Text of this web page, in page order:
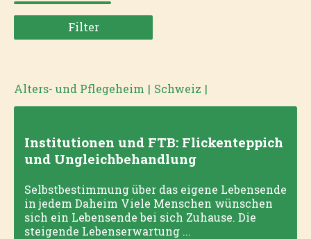
Filter
Alters- und Pflegeheim | Schweiz |
Institutionen und FTB: Flickenteppich
und Ungleichbehandlung
Selbstbestimmung über das eigene Lebensende
in jedem Daheim Viele Menschen wünschen
sich ein Lebensende bei sich Zuhause. Die
steigende Lebenserwartung ...